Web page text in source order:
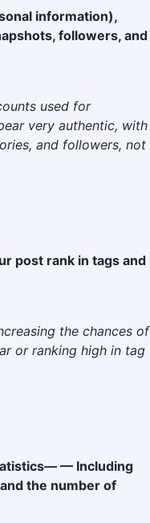
information),
followers, and
used for
very authentic, with
and followers, not
post rank in tags and
the chances of
or ranking high in tag
— Including
the number of